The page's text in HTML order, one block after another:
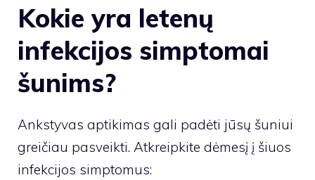
Kokie yra letenų
infekcijos simptomai
šunims?
Ankstyvas aptikimas gali padėti jūsų šuniui
greičiau pasveikti. Atkreipkite dėmesį į šiuos
infekcijos simptomus: